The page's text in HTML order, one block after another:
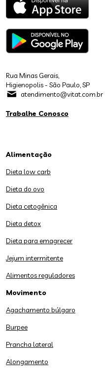
Rua Minas Gerais,
Higienopolis - São Paulo, SP
atendimento@vitat.com.br
Trabalhe Conosco
Alimentação
Dieta low carb
Dieta do ovo
Dieta cetogênica
Dieta detox
Dieta para emagrecer
Jejum intermitente
Alimentos reguladores
Movimento
Agachamento búlgaro
Burpee
Prancha lateral
Alongamento